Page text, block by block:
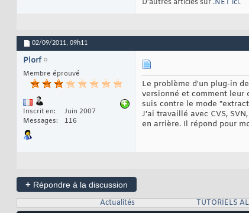
D'autres articles sur .NET ici.
02/09/2011, 09h11
Plorf
Membre éprouvé
Inscrit en
Juin 2007
Messages
116
Le problème d'un plug-in
versionné et comment leur
suis contre le mode
J'ai travaillé avec CVS,
en arrière. Il répond pour
+ Répondre à la discussion
Actualités
TUTORIELS